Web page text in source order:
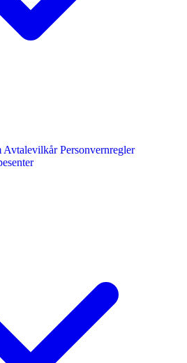
Avtalevilkår Personvernregler